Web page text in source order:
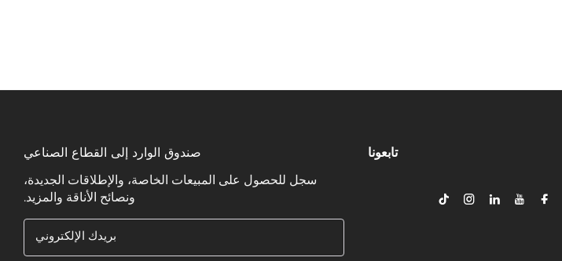
تابعونا
صندوق الوارد إلى القطاع الصناعي
سجل للحصول على المبيعات الخاصة، والإطلاقات الجديدة،
ونصائح الأناقة والمزيد.
بريدك الإلكتروني